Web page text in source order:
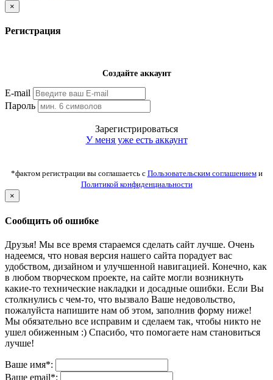
×
Регистрация
Создайте аккаунт
E-mail
Пароль
Зарегистрироваться
У меня уже есть аккаунт
*фактом регистрации вы соглашаетсь с Пользовательским соглашениеми
Политикой конфиденциальности
×
Сообщить об ошибке
Друзья! Мы все время стараемся сделать сайт лучше. Очень
надеемся, что новая версия нашего сайта порадует вас
удобством, дизайном и улучшенной навигацией. Конечно, как
в любом творческом проекте, на сайте могли возникнуть
какие-то технические накладки и досадные ошибки. Если Вы
столкнулись с чем-то, что вызвало Ваше недовольство,
пожалуйста напишите нам об этом, заполнив форму ниже!
Мы обязательно все исправим и сделаем так, чтобы никто не
ушел обиженным :) Спасибо, что помогаете нам становиться
лучше!
Ваше имя*:
Ваше email*: